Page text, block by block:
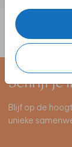
Schrijf je
Blijf op de
unieke